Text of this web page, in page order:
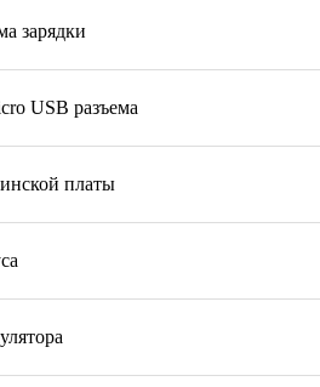
зарядки
USB разъема
платы